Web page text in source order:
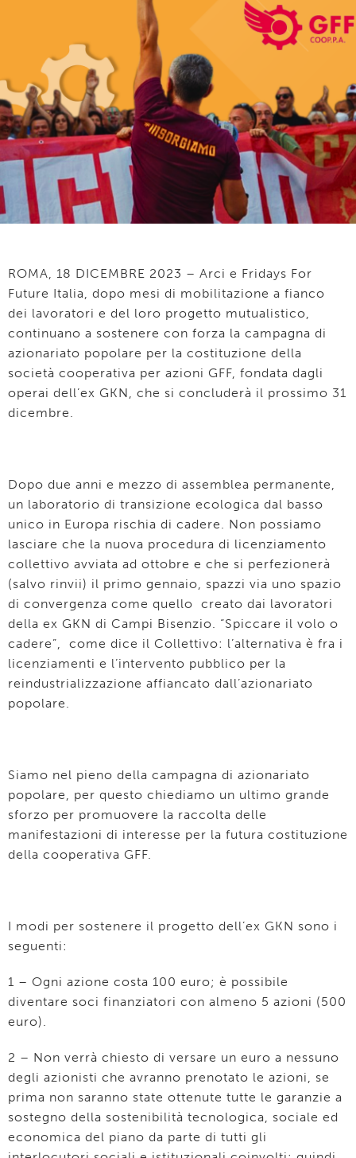
ROMA, 18 DICEMBRE 2023 – Arci e Fridays For
Future Italia, dopo mesi di mobilitazione a fianco
dei lavoratori e del loro progetto mutualistico,
continuano a sostenere con forza la campagna di
azionariato popolare per la costituzione della
società cooperativa per azioni GFF, fondata dagli
operai dell’ex GKN, che si concluderà il prossimo 31
dicembre.
Dopo due anni e mezzo di assemblea permanente,
un laboratorio di transizione ecologica dal basso
unico in Europa rischia di cadere. Non possiamo
lasciare che la nuova procedura di licenziamento
collettivo avviata ad ottobre e che si perfezionerà
(salvo rinvii) il primo gennaio, spazzi via uno spazio
di convergenza come quello creato dai lavoratori
della ex GKN di Campi Bisenzio. “Spiccare il volo o
cadere”, come dice il Collettivo: l’alternativa è fra i
licenziamenti e l’intervento pubblico per la
reindustrializzazione affiancato dall’azionariato
popolare.
Siamo nel pieno della campagna di azionariato
popolare, per questo chiediamo un ultimo grande
sforzo per promuovere la raccolta delle
manifestazioni di interesse per la futura costituzione
della cooperativa GFF.
I modi per sostenere il progetto dell’ex GKN sono i
seguenti:
1 – Ogni azione costa 100 euro; è possibile
diventare soci finanziatori con almeno 5 azioni (500
euro).
2 – Non verrà chiesto di versare un euro a nessuno
degli azionisti che avranno prenotato le azioni, se
prima non saranno state ottenute tutte le garanzie a
sostegno della sostenibilità tecnologica, sociale ed
economica del piano da parte di tutti gli